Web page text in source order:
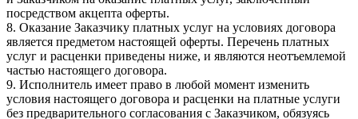
посредством акцепта оферты.
8. Оказание Заказчику платных услуг на условиях договора
является предметом настоящей оферты. Перечень платных
услуг и расценки приведены ниже, и являются неотъемлемой
частью настоящего договора.
9. Исполнитель имеет право в любой момент изменить
условия настоящего договора и расценки на платные услуги
без предварительного согласования с Заказчиком, обязуясь